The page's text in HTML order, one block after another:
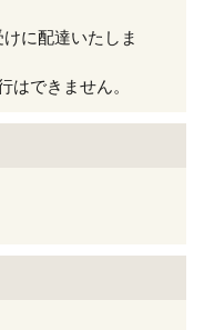
に配達いたしま
できません。